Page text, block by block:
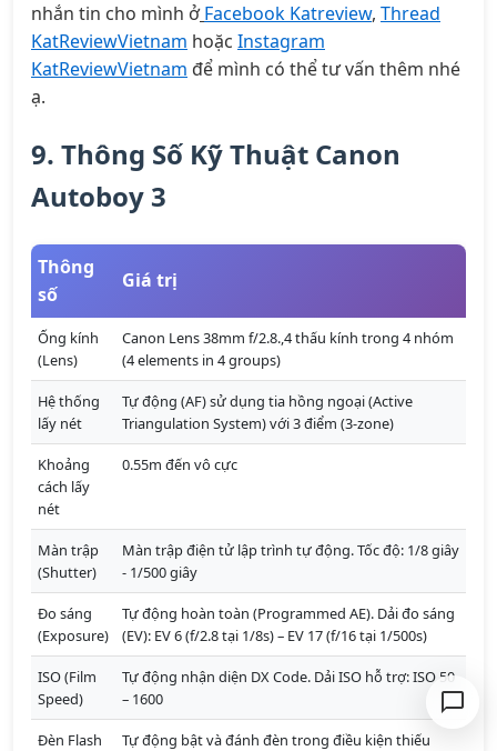
nhắn tin cho mình ở Facebook Katreview, Thread
KatReviewVietnam hoặc Instagram
KatReviewVietnam để mình có thể tư vấn thêm nhé
ạ.
9. Thông Số Kỹ Thuật Canon
Autoboy 3
Thông
số
Giá trị
Ống kính
(Lens)
Canon Lens 38mm f/2.8.,4 thấu kính trong 4 nhóm
(4 elements in 4 groups)
Hệ thống
lấy nét
Tự động (AF) sử dụng tia hồng ngoại (Active
Triangulation System) với 3 điểm (3-zone)
Khoảng
cách lấy
nét
0.55m đến vô cực
Màn trập
(Shutter)
Màn trập điện tử lập trình tự động. Tốc độ: 1/8 giây
- 1/500 giây
Đo sáng
(Exposure)
Tự động hoàn toàn (Programmed AE). Dải đo sáng
(EV): EV 6 (f/2.8 tại 1/8s) – EV 17 (f/16 tại 1/500s)
ISO (Film
Speed)
Tự động nhận diện DX Code. Dải ISO hỗ trợ: ISO 50
– 1600
Đèn Flash Tự động bật và đánh đèn trong điều kiện thiếu